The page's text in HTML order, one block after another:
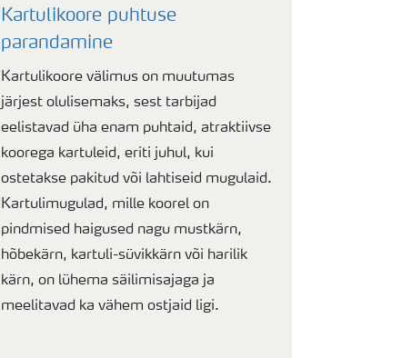
Kartulikoore puhtuse
parandamine
Kartulikoore välimus on muutumas
järjest olulisemaks, sest tarbijad
eelistavad üha enam puhtaid, atraktiivse
koorega kartuleid, eriti juhul, kui
ostetakse pakitud või lahtiseid mugulaid.
Kartulimugulad, mille koorel on
pindmised haigused nagu mustkärn,
hõbekärn, kartuli-süvikkärn või harilik
kärn, on lühema säilimisajaga ja
meelitavad ka vähem ostjaid ligi.